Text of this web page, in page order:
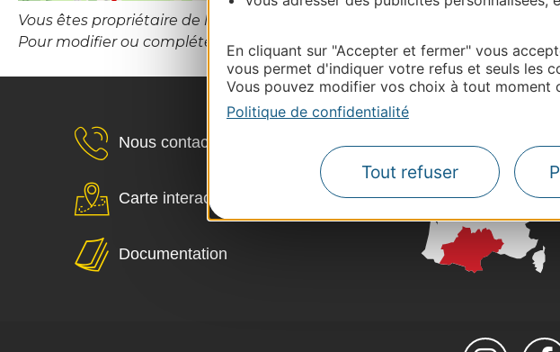
En cliquant sur "Accepter et fermer" vous
vous permet d'indiquer votre refus et seuls les
Vous pouvez modifier vos choix à tout
Politique de confidentialité
Tout refuser
Vous êtes propriétaire de l’établissement ou le gestionnaire de cette
Pour modifier ou compléter cette fiche, merci de contacter sit@lozere –
Nous contacter
Carte interactive
Documentation